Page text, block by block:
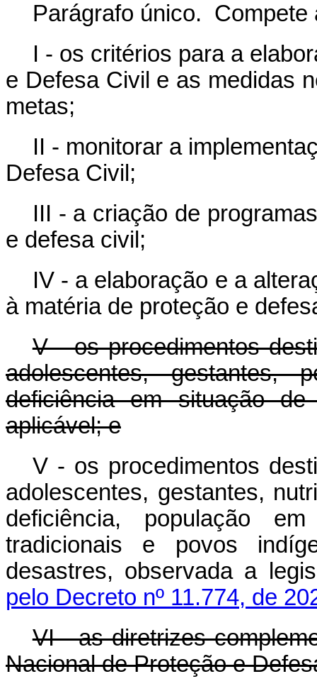
Parágrafo único. Compete
I - os critérios para a
e Defesa Civil e as medidas
metas;
II - monitorar a
Defesa Civil;
III - a criação de
e defesa civil;
IV - a elaboração e a
à matéria de proteção e
V - os procedimentos
adolescentes, gestantes,
deficiência em situação
aplicável; e
V - os procedimentos
adolescentes, gestantes,
deficiência, população
tradicionais e povos
desastres, observada a
pelo Decreto nº 11.774, de
VI - as diretrizes
Nacional de Proteção e